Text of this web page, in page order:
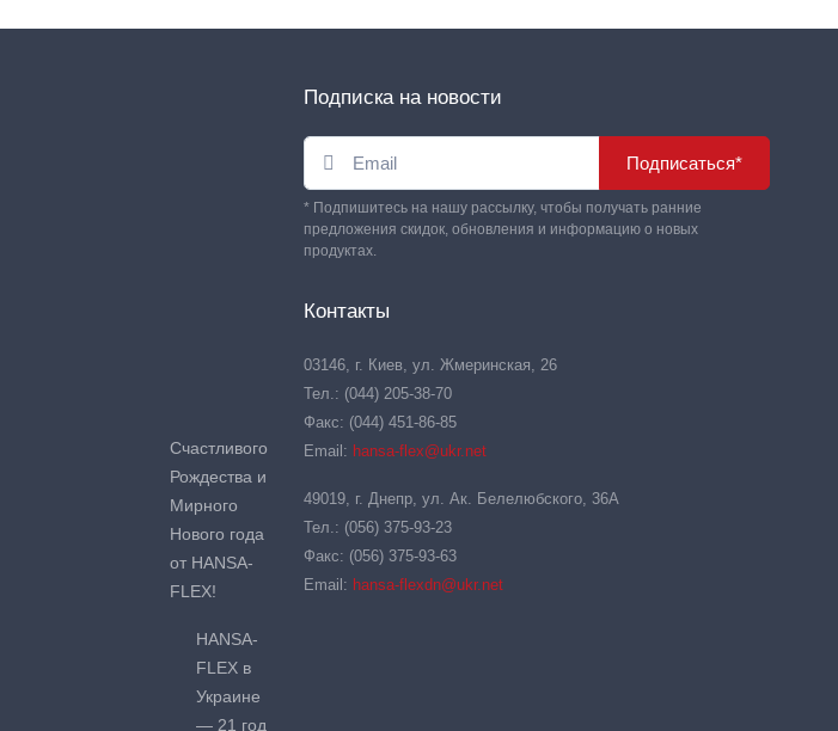
Счастливого
Рождества и
Мирного
Нового года
от HANSA-
FLEX!
HANSA-
FLEX в
Украине
— 21 год
Подписка на новости
Подписаться*
* Подпишитесь на нашу рассылку, чтобы получать ранние
предложения скидок, обновления и информацию о новых
продуктах.
Контакты
03146, г. Киев, ул. Жмеринская, 26
Тел.: (044) 205-38-70
Факс: (044) 451-86-85
Email: hansa-flex@ukr.net
49019, г. Днепр, ул. Ак. Белелюбского, 36А
Тел.: (056) 375-93-23
Факс: (056) 375-93-63
Email: hansa-flexdn@ukr.net